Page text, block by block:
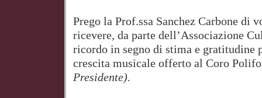
Prego la Prof.ssa Sanchez Carbone di
ricevere, da parte dell’Associazione
ricordo in segno di stima e gratitudine
crescita musicale offerto al Coro
Presidente).